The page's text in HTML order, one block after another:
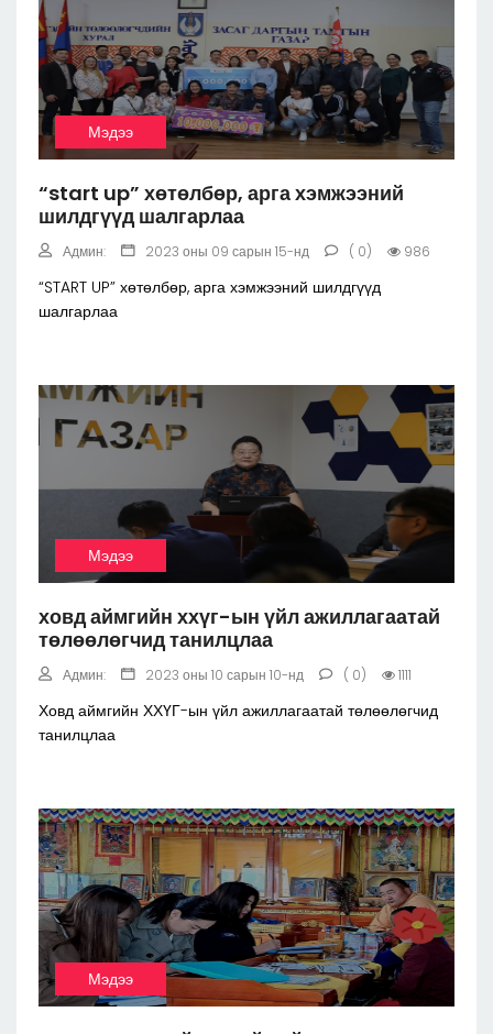
Мэдээ
“start up” хөтөлбөр, арга хэмжээний
шилдгүүд шалгарлаа
Админ: 2023 оны 09 сарын 15-нд ( 0) 986
“START UP” хөтөлбөр, арга хэмжээний шилдгүүд
шалгарлаа
Мэдээ
ховд аймгийн ххүг-ын үйл ажиллагаатай
төлөөлөгчид танилцлаа
Админ: 2023 оны 10 сарын 10-нд ( 0) 1111
Ховд аймгийн ХХҮГ-ын үйл ажиллагаатай төлөөлөгчид
танилцлаа
Мэдээ